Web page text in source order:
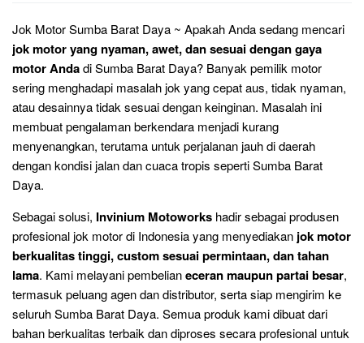
Jok Motor Sumba Barat Daya ~ Apakah Anda sedang mencari
jok motor yang nyaman, awet, dan sesuai dengan gaya
motor Andadi Sumba Barat Daya? Banyak pemilik motor
sering menghadapi masalah jok yang cepat aus, tidak nyaman,
atau desainnya tidak sesuai dengan keinginan. Masalah ini
membuat pengalaman berkendara menjadi kurang
menyenangkan, terutama untuk perjalanan jauh di daerah
dengan kondisi jalan dan cuaca tropis seperti Sumba Barat
Daya.
Sebagai solusi, Invinium Motoworks hadir sebagai produsen
profesional jok motor di Indonesia yang menyediakan jok motor
berkualitas tinggi, custom sesuai permintaan, dan tahan
lama. Kami melayani pembelianeceran maupun partai besar,
termasuk peluang agen dan distributor, serta siap mengirim ke
seluruh Sumba Barat Daya. Semua produk kami dibuat dari
bahan berkualitas terbaik dan diproses secara profesional untuk